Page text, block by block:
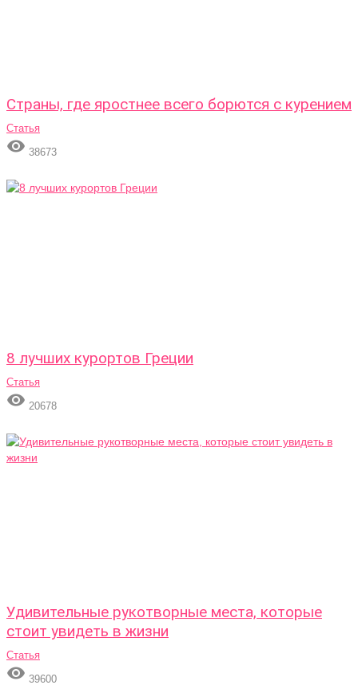
Страны, где яростнее всего борются с курением
Статья
 38673
8 лучших курортов Греции
Статья
 20678
Удивительные рукотворные места, которые
стоит увидеть в жизни
Статья
 39600